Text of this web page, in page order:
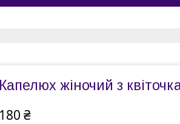
Капелюх жіночий з
180 ₴